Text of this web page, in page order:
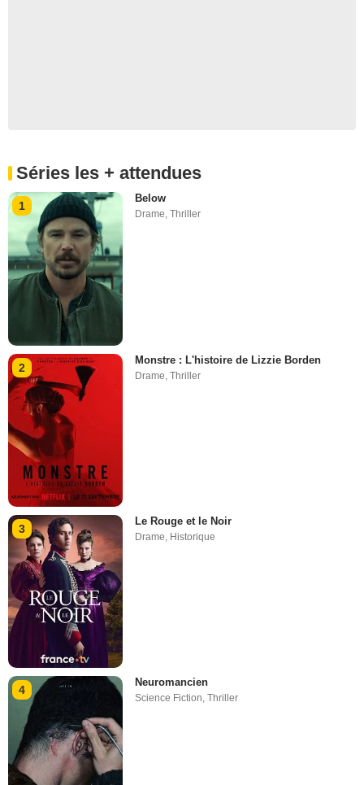
Séries les + attendues
1
Below
Drame,Thriller
2
Monstre : L'histoire de Lizzie Borden
Drame ,Thriller
3
Le Rouge et le Noir
Drame, Historique
4
Neuromancien
Science Fiction,Thriller